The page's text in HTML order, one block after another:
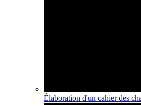
Élaboration d'un cahier des